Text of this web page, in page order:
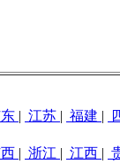
| 江苏 | 福建 |
| 浙江 | 江西 |